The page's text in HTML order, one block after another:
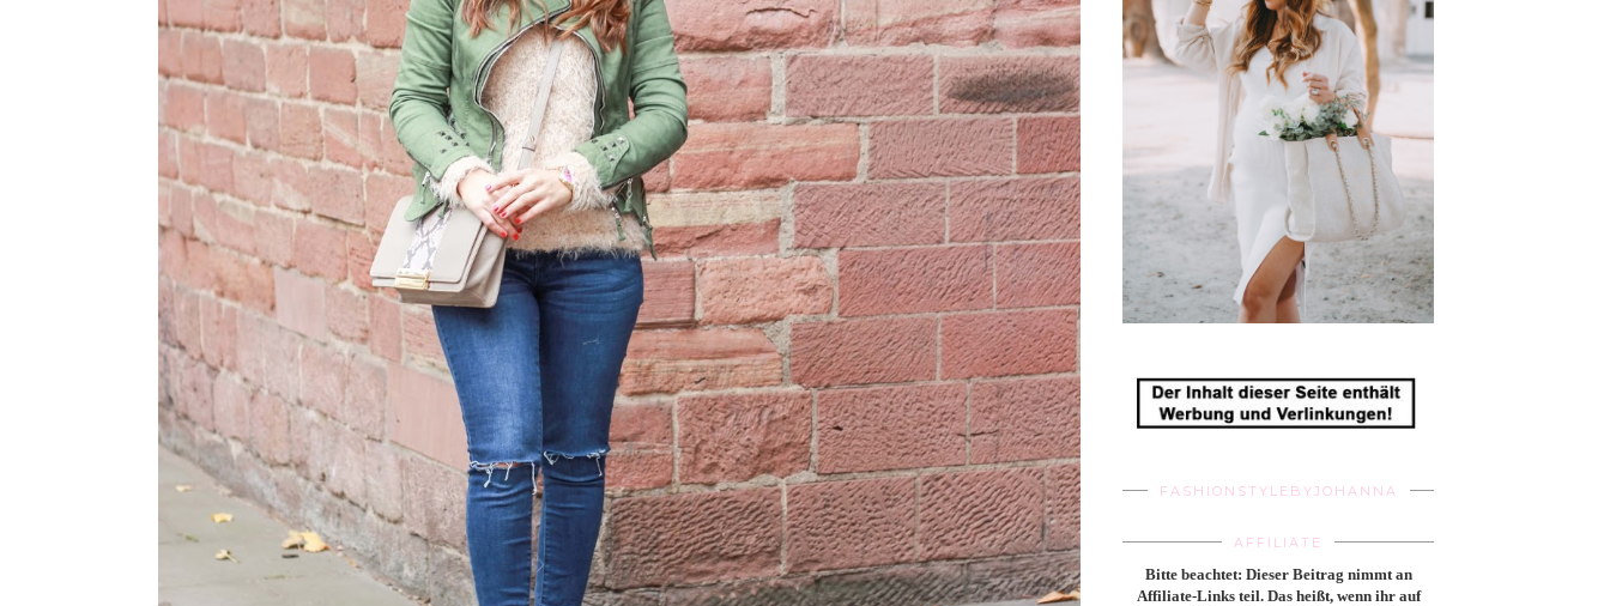
FASHIONSTYLEBYJOHANNA
AFFILIATE
Bitte beachtet: Dieser Beitrag nimmt an
Affiliate-Links teil. Das heißt, wenn ihr auf